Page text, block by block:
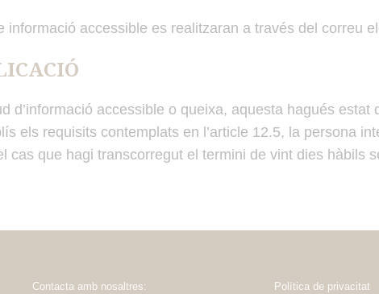
informació accessible es realitzaran a través del correu
d’informació accessible o queixa, aquesta hagués
els requisits contemplats en l’article 12.5, la persona
cas que hagi transcorregut el termini de vint dies hàbils
Contacta amb nosaltres:
Política de privacitat